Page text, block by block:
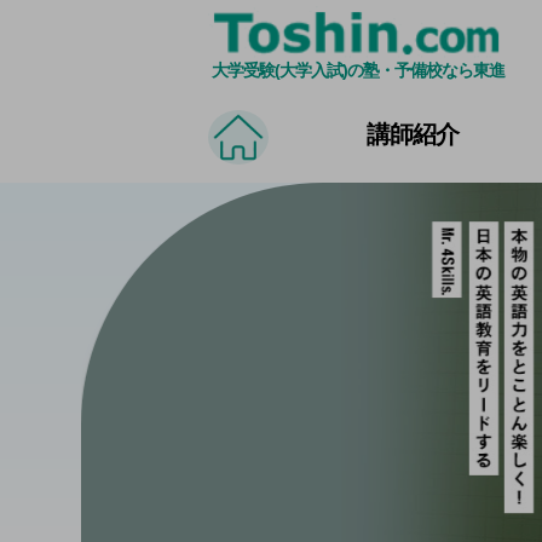
大学受験(大学入試)の塾・予備校なら東進
講師紹介